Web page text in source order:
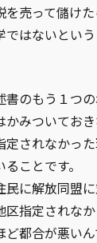
を売って儲け
ではないとい
書のもう１つ
かみついてお
定されなかっ
ことです。
民に解放同盟
区指定されな
ど都合が悪いん